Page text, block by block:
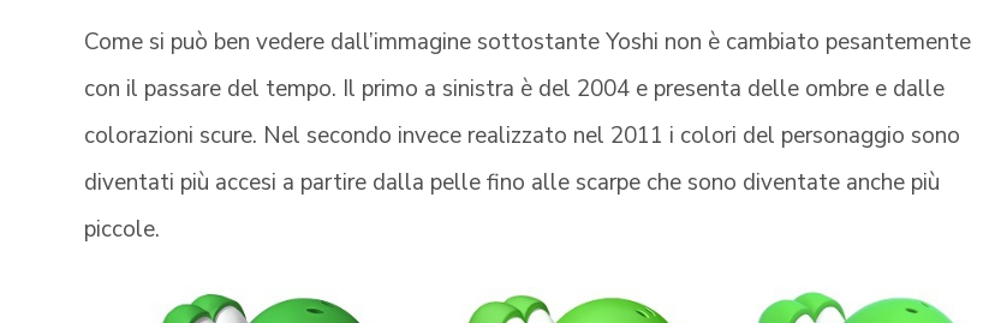
Come si può ben vedere dall’immagine sottostante Yoshi non è cambiato pesantemente
con il passare del tempo. Il primo a sinistra è del 2004 e presenta delle ombre e dalle
colorazioni scure. Nel secondo invece realizzato nel 2011 i colori del personaggio sono
diventati più accesi a partire dalla pelle fino alle scarpe che sono diventate anche più
piccole.